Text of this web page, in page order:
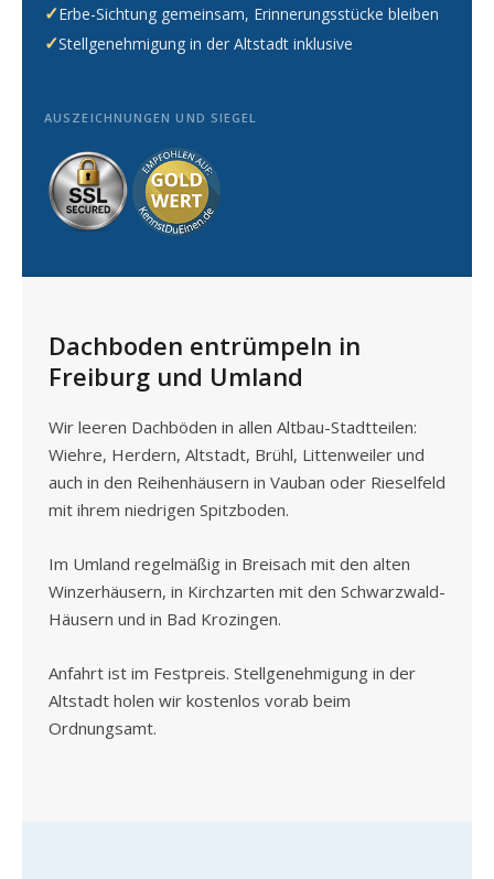
✓Erbe-Sichtung gemeinsam, Erinnerungsstücke bleiben
✓Stellgenehmigung in der Altstadt inklusive
AUSZEICHNUNGEN UND SIEGEL
Dachboden entrümpeln in
Freiburg und Umland
Wir leeren Dachböden in allen Altbau-Stadtteilen:
Wiehre, Herdern, Altstadt, Brühl, Littenweiler und
auch in den Reihenhäusern in Vauban oder Rieselfeld
mit ihrem niedrigen Spitzboden.
Im Umland regelmäßig in Breisach mit den alten
Winzerhäusern, in Kirchzarten mit den Schwarzwald-
Häusern und in Bad Krozingen.
Anfahrt ist im Festpreis. Stellgenehmigung in der
Altstadt holen wir kostenlos vorab beim
Ordnungsamt.